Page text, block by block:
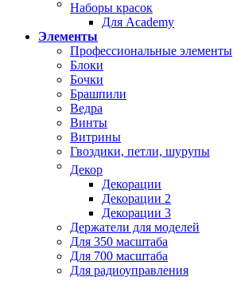
Наборы красок
Для Academy
Элементы
Профессиональные элементы
Блоки
Бочки
Брашпили
Ведра
Винты
Витрины
Гвоздики, петли, шурупы
Декор
Декорации
Декорации 2
Декорации 3
Держатели для моделей
Для 350 масштаба
Для 700 масштаба
Для радиоуправления